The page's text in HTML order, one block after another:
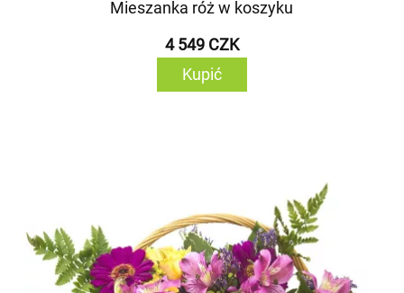
Mieszanka róż w koszyku
4 549 CZK
Kupić